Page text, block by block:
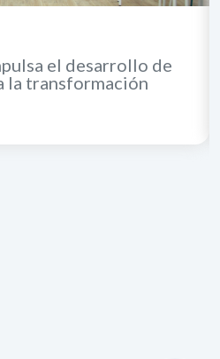
el desarrollo de
la transformación